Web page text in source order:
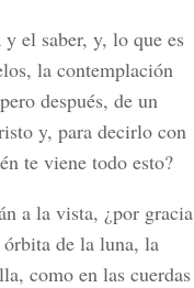
el saber, y, lo que es
la contemplación
después, de un
y, para decirlo con
te viene todo esto?
a la vista, ¿por gracia
de la luna, la
como en las cuerdas